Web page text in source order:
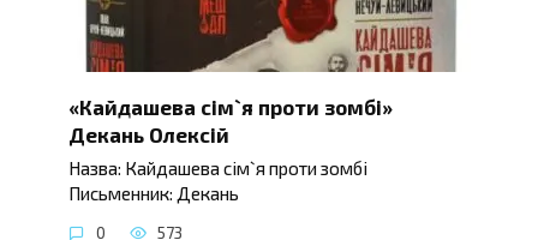
«Кайдашева сім`я проти зомбі»
Декань Олексій
Назва: Кайдашева сім`я проти зомбі
Письменник: Декань
0 573